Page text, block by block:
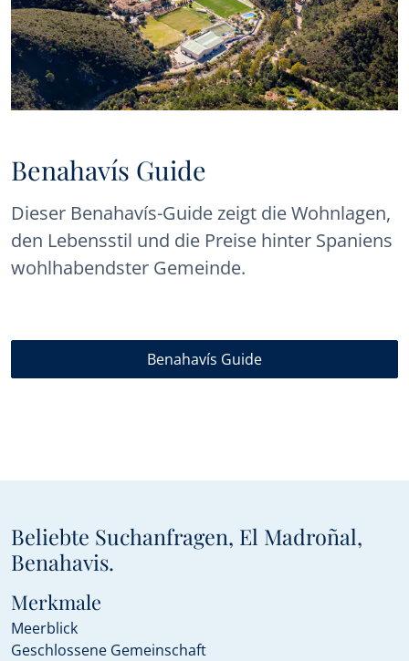
Benahavís Guide
Dieser Benahavís-Guide zeigt die Wohnlagen,
den Lebensstil und die Preise hinter Spaniens
wohlhabendster Gemeinde.
Benahavís Guide
Beliebte Suchanfragen, El Madroñal,
Benahavis.
Merkmale
Meerblick
Geschlossene Gemeinschaft